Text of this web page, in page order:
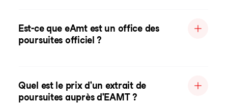
Est-ce que eAmt est un office des
poursuites officiel ?
Quel est le prix d'un extrait de
poursuites auprès d'EAMT ?